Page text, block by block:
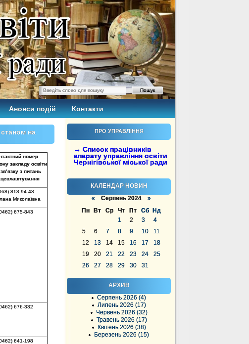
Анонси подій Контакти
ПРО УПРАВЛІННЯ
→ Список працівників
апарату управління освіти
Чернігівської міської ради
КАЛЕНДАР НОВИН
« Серпень 2024 »
Пн
Вт Ср Чт Пт Сб
Нд
1
2 3
4
5
6 7 8 9 10
11
12
13 14 15 16 17
18
19
20 21 22 23 24
25
26
27 28 29 30 31
АРХИВ
Серпень 2026 (4)
Липень 2026 (17)
Червень 2026 (32)
Травень 2026 (17)
Квітень 2026 (38)
Березень 2026 (15)
станом на
номер
закладу освіти
з питань
813-94-43
Миколаївна
675-843
676-332
641-198